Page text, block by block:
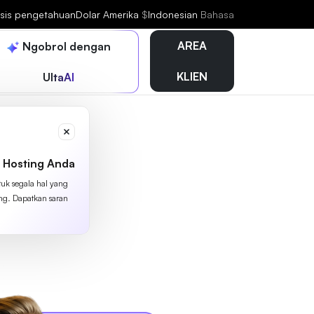
pengetahuanDolar Amerika $Indonesian Bahasa
Ngobrol dengan
UltaAI
Anda
segala hal yang
Dapatkan saran
AREA
KLIEN